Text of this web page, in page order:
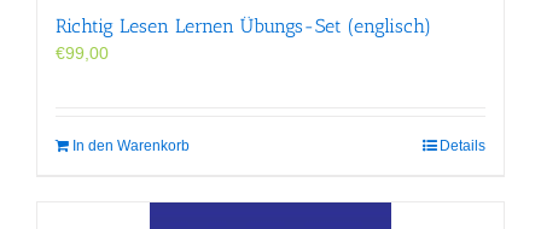
Richtig Lesen Lernen Übungs-Set (englisch)
€99,00
In den Warenkorb Details